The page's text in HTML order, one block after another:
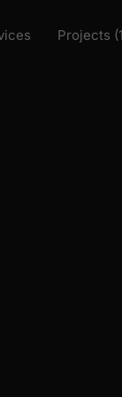
Projects